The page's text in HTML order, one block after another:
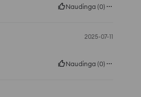
Naudinga (0)
2025-07-11
Naudinga (0)